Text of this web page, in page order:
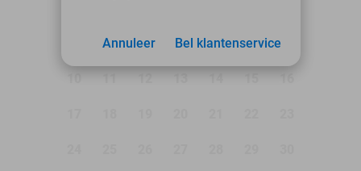
4 5 6 7 8
Bel klantenservice
Annuleer